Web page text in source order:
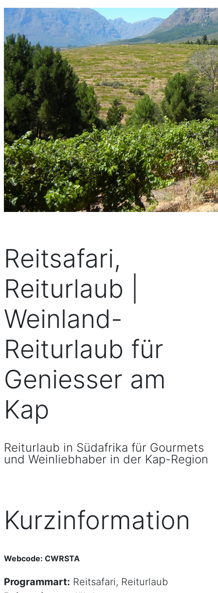
Reitsafari,
Reiturlaub |
Weinland-
Reiturlaub für
Geniesser am
Kap
Reiturlaub in Südafrika für Gourmets
und Weinliebhaber in der Kap-Region
Kurzinformation
Webcode: CWRSTA
Programmart: Reitsafari, Reiturlaub